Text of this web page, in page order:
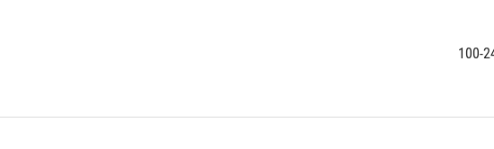
100-